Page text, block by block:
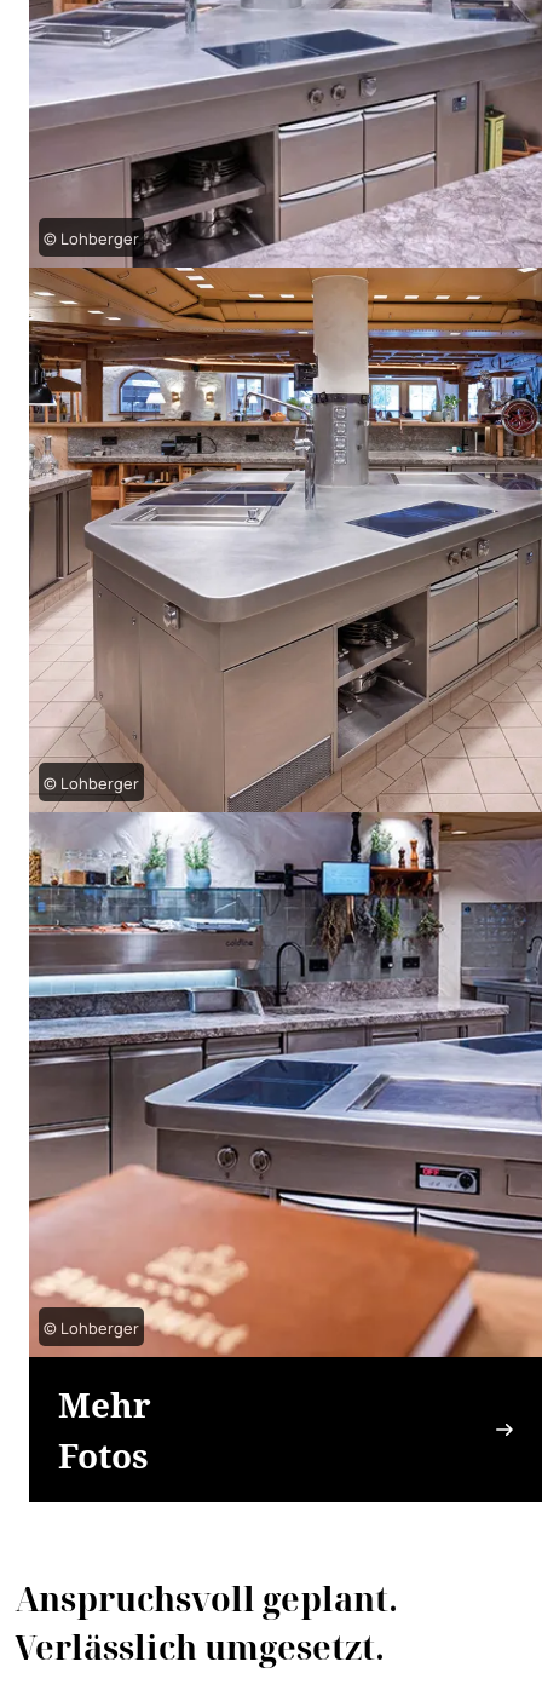
© Lohberger
© Lohberger
© Lohberger
Mehr
Fotos
Anspruchsvoll geplant.
Verlässlich umgesetzt.